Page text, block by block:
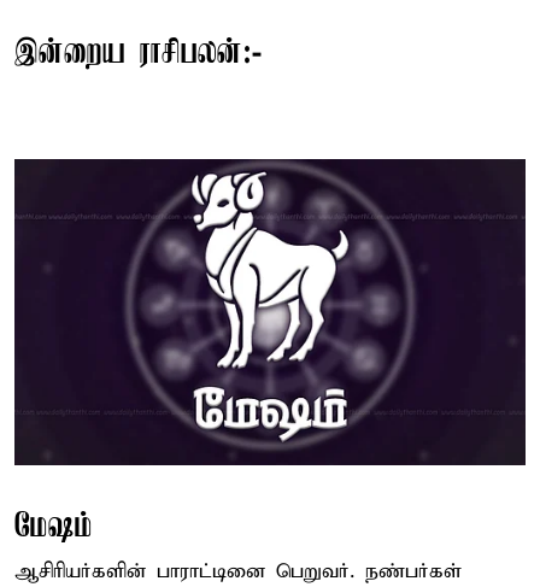
இன்றைய ராசிபலன்:-
மேஷம்
ஆசிரியர்களின் பாராட்டினை பெறுவர். நண்பர்கள்